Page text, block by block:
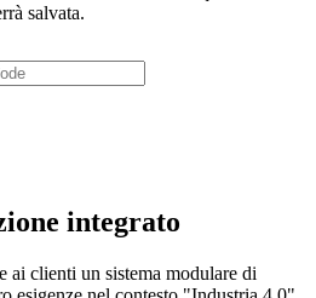
salvata.
integrato
ai clienti un sistema modulare di